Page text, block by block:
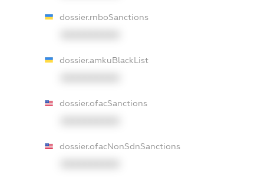
dossier.rnboSanctions
dossier.amkuBlackList
dossier.ofacSanctions
dossier.ofacNonSdnSanctions